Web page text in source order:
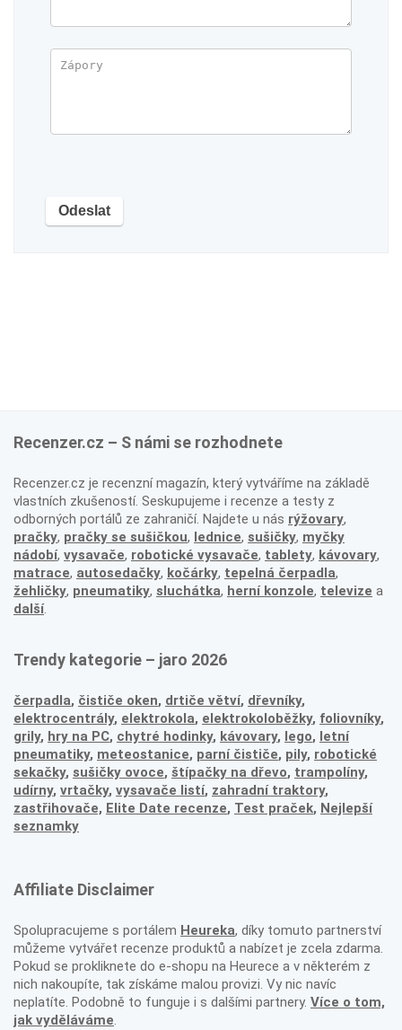
Recenzer.cz – S námi se rozhodnete
Recenzer.cz je recenzní magazín, který vytváříme na základě
vlastních zkušeností. Seskupujeme i recenze a testy z
odborných portálů ze zahraničí. Najdete u nás rýžovary,
pračky, pračky se sušičkou, lednice, sušičky, myčky
nádobí, vysavače, robotické vysavače, tablety, kávovary,
matrace, autosedačky, kočárky, tepelná čerpadla,
žehličky, pneumatiky, sluchátka, herní konzole, televize a
další.
Trendy kategorie – jaro 2026
čerpadla, čističe oken, drtiče větví, dřevníky,
elektrocentrály, elektrokola, elektrokoloběžky, foliovníky,
grily, hry na PC, chytré hodinky, kávovary, lego, letní
pneumatiky, meteostanice, parní čističe, pily, robotické
sekačky, sušičky ovoce, štípačky na dřevo, trampolíny,
udírny, vrtačky, vysavače listí, zahradní traktory,
zastřihovače, Elite Date recenze, Test praček, Nejlepší
seznamky
Affiliate Disclaimer
Spolupracujeme s portálem Heureka, díky tomuto partnerství
můžeme vytvářet recenze produktů a nabízet je zcela zdarma.
Pokud se prokliknete do e-shopu na Heurece a v některém z
nich nakoupíte, tak získáme malou provizi. Vy nic navíc
neplatíte. Podobně to funguje i s dalšími partnery. Více o tom,
jak vyděláváme.